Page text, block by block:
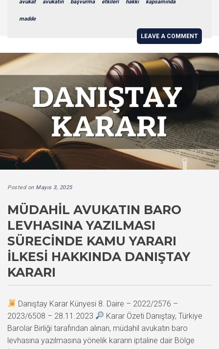
avukat avukatın başvurma etkileri hakkı kapsamında
madde
LEAVE A COMMENT
Posted on Mayıs 3, 2025
MÜDAHIL AVUKATIN BARO
LEVHASINA YAZILMASI
SÜRECINDE KAMU YARARI
İLKESI HAKKINDA DANIŞTAY
KARARI
Danıştay Karar Künyesi 8. Daire – 2022/2576 –
2023/6508 – 28.11.2023
Karar Özeti Danıştay, Türkiye
Barolar Birliği tarafından alınan, müdahil avukatın baro
levhasına yazılmasına yönelik kararın iptaline dair Bölge